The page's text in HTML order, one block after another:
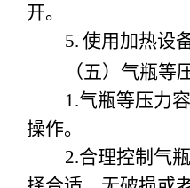
开。
5. 使用加热设
（五）气瓶等
1.气瓶等压力
操作。
2.合理控制气